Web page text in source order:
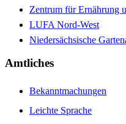
Zentrum für Ernährung
LUFA Nord-West
Niedersächsische
Amtliches
Bekanntmachungen
Leichte Sprache